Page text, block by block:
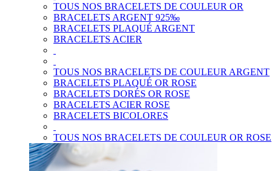
TOUS NOS BRACELETS DE COULEUR OR
BRACELETS ARGENT 925‰
BRACELETS PLAQUÉ ARGENT
BRACELETS ACIER
TOUS NOS BRACELETS DE COULEUR ARGENT
BRACELETS PLAQUÉ OR ROSE
BRACELETS DORÉS OR ROSE
BRACELETS ACIER ROSE
BRACELETS BICOLORES
TOUS NOS BRACELETS DE COULEUR OR ROSE